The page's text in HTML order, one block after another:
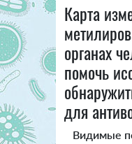
Карта
органах
помочь
для
Видимые